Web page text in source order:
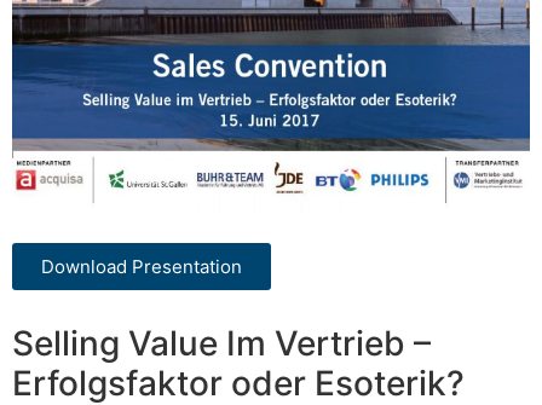
Download Presentation
Selling Value Im Vertrieb –
Erfolgsfaktor oder Esoterik?